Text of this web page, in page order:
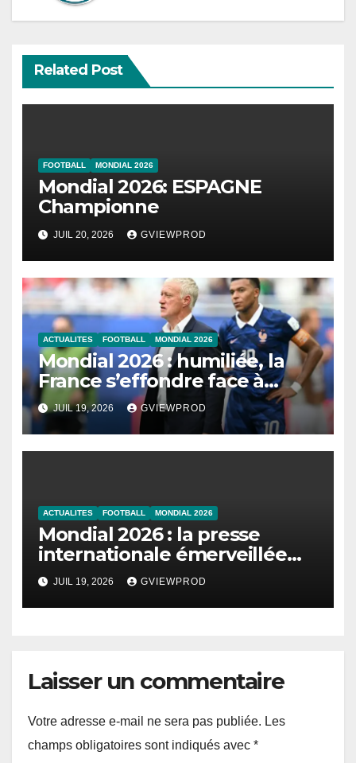
Related Post
FOOTBALL MONDIAL 2026
Mondial 2026: ESPAGNE
Championne
JUIL 20, 2026 GVIEWPROD
ACTUALITES FOOTBALL MONDIAL 2026
Mondial 2026 : humiliée, la
France s’effondre face à
l’Angleterre
JUIL 19, 2026 GVIEWPROD
ACTUALITES FOOTBALL MONDIAL 2026
Mondial 2026 : la presse
internationale émerveillée
par un duel de choc entre la
France et l’Angleterre
JUIL 19, 2026 GVIEWPROD
Laisser un commentaire
Votre adresse e-mail ne sera pas publiée. Les
champs obligatoires sont indiqués avec *